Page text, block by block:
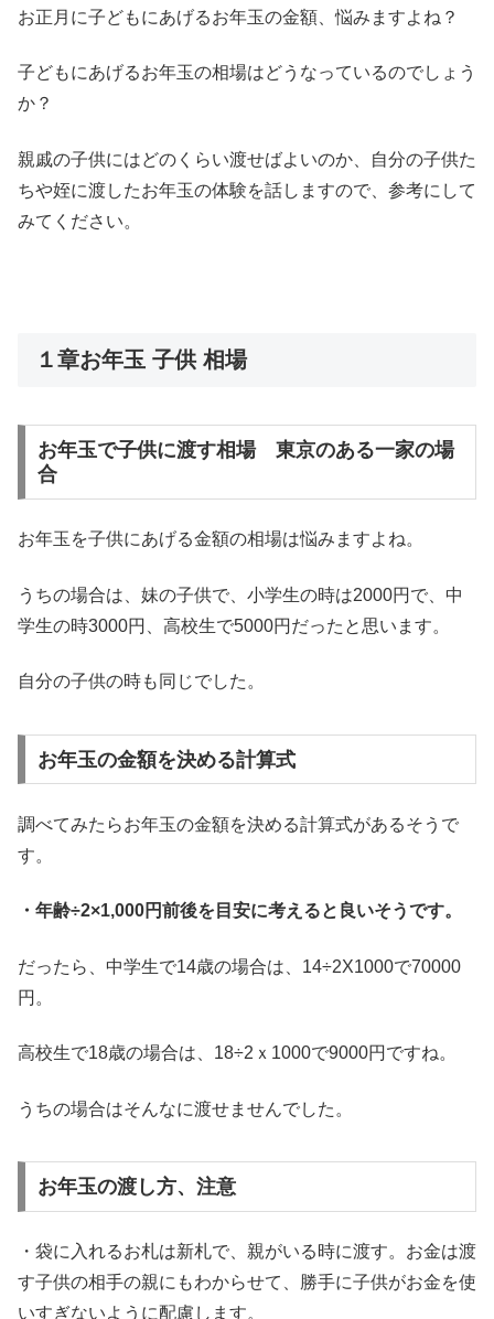
お正月に子どもにあげるお年玉の金額、悩みますよね？
子どもにあげるお年玉の相場はどうなっているのでしょう
か？
親戚の子供にはどのくらい渡せばよいのか、自分の子供た
ちや姪に渡したお年玉の体験を話しますので、参考にして
みてください。
１章お年玉 子供 相場
お年玉で子供に渡す相場 東京のある一家の場
合
お年玉を子供にあげる金額の相場は悩みますよね。
うちの場合は、妹の子供で、小学生の時は2000円で、中
学生の時3000円、高校生で5000円だったと思います。
自分の子供の時も同じでした。
お年玉の金額を決める計算式
調べてみたらお年玉の金額を決める計算式があるそうで
す。
・年齢÷2×1,000円前後を目安に考えると良いそうです。
だったら、中学生で14歳の場合は、14÷2X1000で70000
円。
高校生で18歳の場合は、18÷2ｘ1000で9000円ですね。
うちの場合はそんなに渡せませんでした。
お年玉の渡し方、注意
・袋に入れるお札は新札で、親がいる時に渡す。お金は渡
す子供の相手の親にもわからせて、勝手に子供がお金を使
いすぎないように配慮します。